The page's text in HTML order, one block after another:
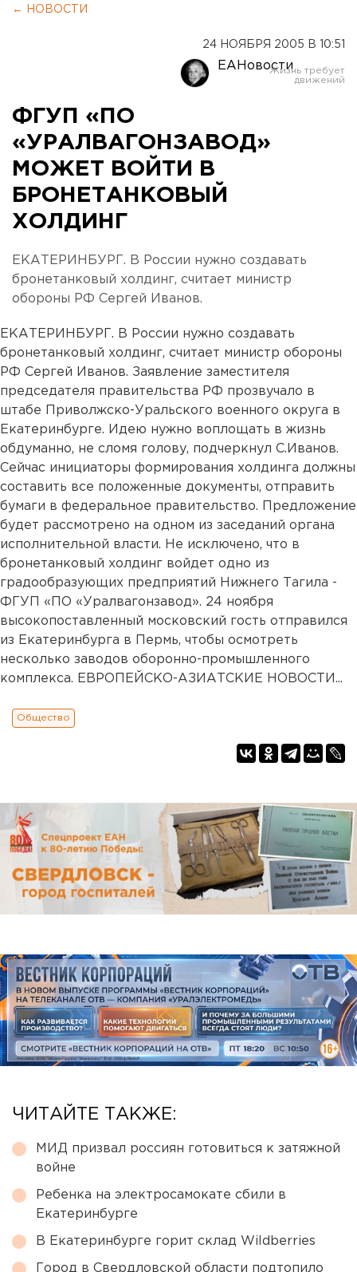
← НОВОСТИ
24 НОЯБРЯ 2005 В 10:51
ЕАНовости
ФГУП «ПО
«УРАЛВАГОНЗАВОД»
МОЖЕТ ВОЙТИ В
БРОНЕТАНКОВЫЙ
ХОЛДИНГ
ЕКАТЕРИНБУРГ. В России нужно создавать
бронетанковый холдинг, считает министр
обороны РФ Сергей Иванов.
ЕКАТЕРИНБУРГ. В России нужно создавать
бронетанковый холдинг, считает министр обороны
РФ Сергей Иванов. Заявление заместителя
председателя правительства РФ прозвучало в
штабе Приволжско-Уральского военного округа в
Екатеринбурге. Идею нужно воплощать в жизнь
обдуманно, не сломя голову, подчеркнул С.Иванов.
Сейчас инициаторы формирования холдинга должны
составить все положенные документы, отправить
бумаги в федеральное правительство. Предложение
будет рассмотрено на одном из заседаний органа
исполнительной власти. Не исключено, что в
бронетанковый холдинг войдет одно из
градообразующих предприятий Нижнего Тагила -
ФГУП «ПО «Уралвагонзавод». 24 ноября
высокопоставленный московский гость отправился
из Екатеринбурга в Пермь, чтобы осмотреть
несколько заводов оборонно-промышленного
комплекса. ЕВРОПЕЙСКО-АЗИАТСКИЕ НОВОСТИ...
Общество
ЧИТАЙТЕ ТАКЖЕ:
МИД призвал россиян готовиться к затяжной
войне
Ребенка на электросамокате сбили в
Екатеринбурге
В Екатеринбурге горит склад Wildberries
Город в Свердловской области подтопило